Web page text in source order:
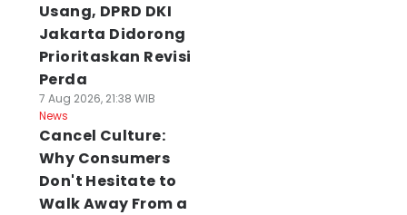
Usang, DPRD DKI
Jakarta Didorong
Prioritaskan Revisi
Perda
7 Aug 2026, 21:38 WIB
News
Cancel Culture:
Why Consumers
Don't Hesitate to
Walk Away From a